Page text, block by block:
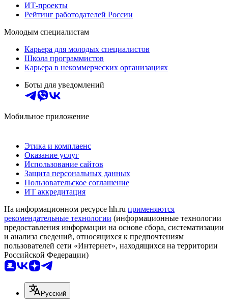
ИТ-проекты
Рейтинг работодателей России
Молодым специалистам
Карьера для молодых специалистов
Школа программистов
Карьера в некоммерческих организациях
Боты для уведомлений
Мобильное приложение
Этика и комплаенс
Оказание услуг
Использование сайтов
Защита персональных данных
Пользовательское соглашение
ИТ аккредитация
На информационном ресурсе hh.ru применяются
рекомендательные технологии (информационные технологии
предоставления информации на основе сбора, систематизации
и анализа сведений, относящихся к предпочтениям
пользователей сети «Интернет», находящихся на территории
Российской Федерации)
Русский